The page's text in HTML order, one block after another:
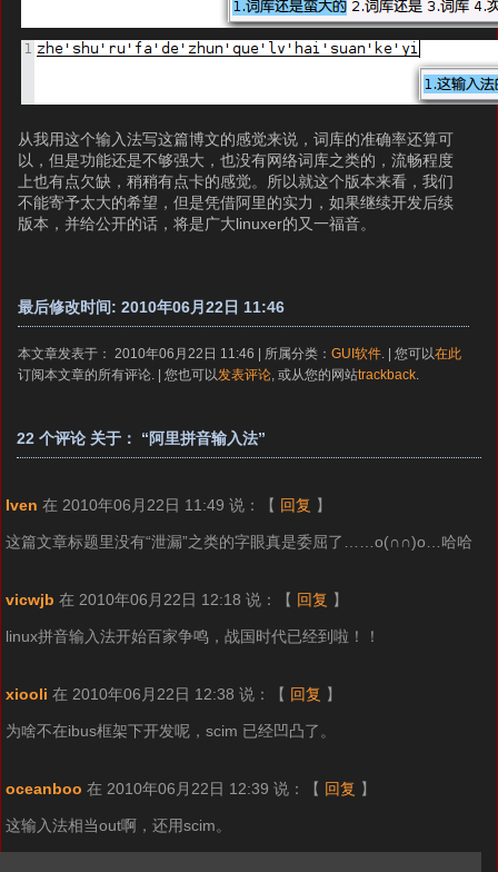
从我用这个输入法写这篇博文的感觉来说，词库的准确率还算可
以，但是功能还是不够强大，也没有网络词库之类的，流畅程度
上也有点欠缺，稍稍有点卡的感觉。所以就这个版本来看，我们
不能寄予太大的希望，但是凭借阿里的实力，如果继续开发后续
版本，并给公开的话，将是广大linuxer的又一福音。
最后修改时间: 2010年06月22日 11:46
本文章发表于： 2010年06月22日 11:46 | 所属分类：GUI软件 . | 您可以在此
订阅本文章的所有评论. | 您也可以 发表评论 , 或从您的网站trackback
22 个评论 关于： “阿里拼音输入法”
Iven 在 2010年06月22日 11:49 说： 【 回复 】
这篇文章标题里没有“泄漏”之类的字眼真是委屈了……o(∩∩)o…哈哈
vicwjb 在 2010年06月22日 12:18 说： 【 回复 】
linux拼音输入法开始百家争鸣，战国时代已经到啦！！
xiooli 在 2010年06月22日 12:38 说： 【 回复 】
为啥不在ibus框架下开发呢，scim 已经凹凸了。
oceanboo 在 2010年06月22日 12:39 说： 【 回复 】
这输入法相当out啊，还用scim。